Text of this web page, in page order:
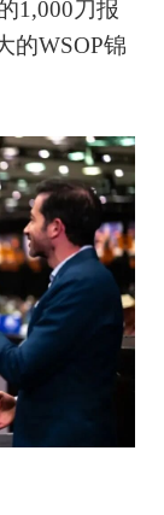
1,000刀报
的WSOP锦